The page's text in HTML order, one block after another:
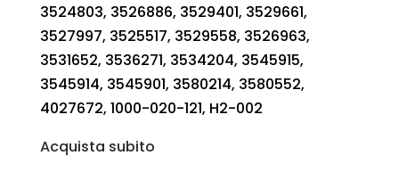
3524803, 3526886, 3529401, 3529661,
3527997, 3525517, 3529558, 3526963,
3531652, 3536271, 3534204, 3545915,
3545914, 3545901, 3580214, 3580552,
4027672, 1000-020-121, H2-002
Acquista subito